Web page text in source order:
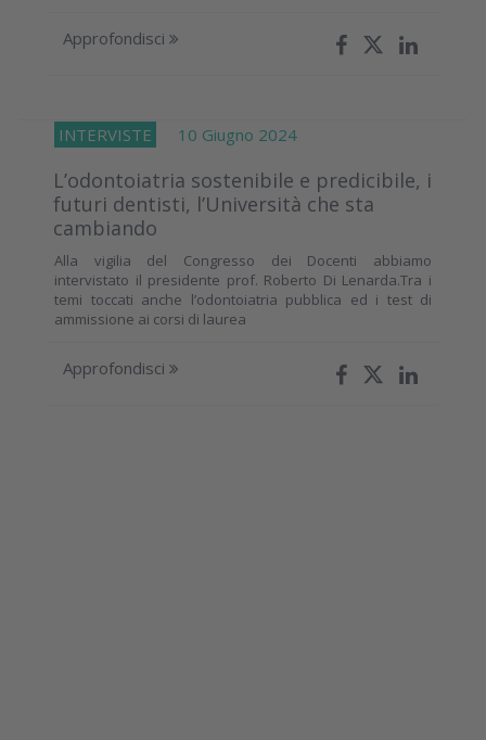
Approfondisci
INTERVISTE 10 Giugno 2024
L’odontoiatria sostenibile e predicibile, i
futuri dentisti, l’Università che sta
cambiando
Alla vigilia del Congresso dei Docenti abbiamo
intervistato il presidente prof. Roberto Di Lenarda.Tra i
temi toccati anche l’odontoiatria pubblica ed i test di
ammissione ai corsi di laurea
Approfondisci